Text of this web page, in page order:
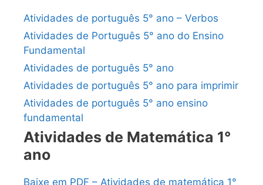
Atividades de português 5° ano – Verbos
Atividades de Português 5° ano do Ensino
Fundamental
Atividades de português 5° ano
Atividades de português 5° ano para imprimir
Atividades de português 5° ano ensino
fundamental
Atividades de Matemática 1°
ano
Baixe em PDF – Atividades de matemática 1°